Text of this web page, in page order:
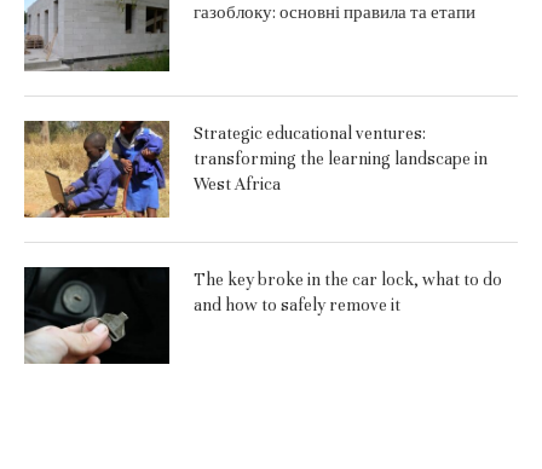
газоблоку: основні правила та етапи
Strategic educational ventures:
transforming the learning landscape in
West Africa
The key broke in the car lock, what to do
and how to safely remove it